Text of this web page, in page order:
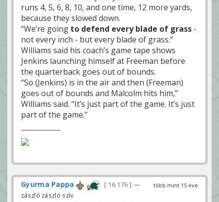
runs 4, 5, 6, 8, 10, and one time, 12 more yards,
because they slowed down.
“We’re going to defend every blade of grass -
not every inch - but every blade of grass.’’
Williams said his coach’s game tape shows
Jenkins launching himself at Freeman before
the quarterback goes out of bounds.
“So (Jenkins) is in the air and then (Freeman)
goes out of bounds and Malcolm hits him,’’
Williams said. “It’s just part of the game. It’s just
part of the game.’’
több mint 15 éve
Gyurma Pappa 16 176
—
zászló zászló szív